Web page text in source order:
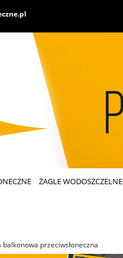
ŻAGLE WODOSZCZELNE
balkonowa przeciwsłoneczna